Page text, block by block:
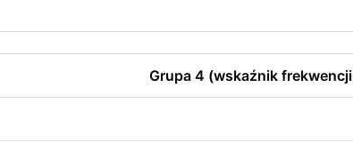
Grupa 4 (wskaźnik